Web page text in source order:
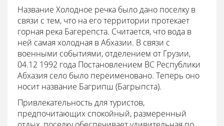
Название Холодное речка было дано поселку в
связи с тем, что на его территории протекает
горная река Багерепста. Считается, что вода в
ней самая холодная в Абхазии. В связи с
военными событиями, отделением от Грузии,
04.12 1992 года Постановлением ВС Республики
Абхазия село было переименовано. Теперь оно
носит название Багрипш (Багрыпста).
Привлекательность для туристов,
предпочитающих спокойный, размеренный